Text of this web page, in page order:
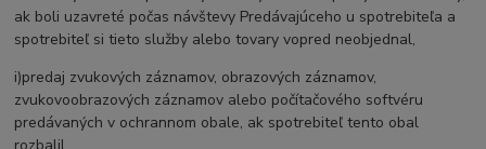
ak boli uzavreté počas návštevy Predávajúceho u spotrebiteľa a
spotrebiteľ si tieto služby alebo tovary vopred neobjednal,
i)predaj zvukových záznamov, obrazových záznamov,
zvukovoobrazových záznamov alebo počítačového softvéru
predávaných v ochrannom obale, ak spotrebiteľ tento obal